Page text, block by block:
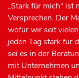
„Stark für mich“ ist
Versprechen. Der
wofür wir seit
jeden Tag stark für
sei es in der
mit Unternehmen